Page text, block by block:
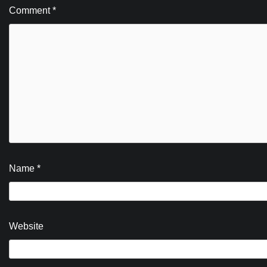
Comment*
Name *
Website